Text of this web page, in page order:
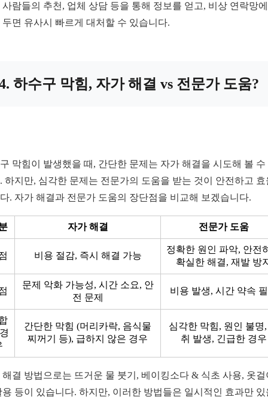
사람들의 추천, 업체 상담 등을 통해 정보를 얻고, 비상 연락망
두면 유사시 빠르게 대처할 수 있습니다.
하수구 막힘, 자가 해결 vs 전문가 도움?
막힘이 발생했을 때, 간단한 문제는 자가 해결을 시도해 볼 수
하지만, 심각한 문제는 전문가의 도움을 받는 것이 안전하고 효
. 자가 해결과 전문가 도움의 장단점을 비교해 보겠습니다.
자가 해결 전문가 도움
비용 절감, 즉시 해결 가능
정확한 원인 파악, 안전
확실한 해결, 재발 방
문제 악화 가능성, 시간 소요, 안
전 문제
비용 발생, 시간 약속
간단한 막힘 (머리카락, 음식물
찌꺼기 등), 급하지 않은 경우
심각한 막힘, 원인 불명
취 발생, 긴급한 경우
해결 방법으로는 뜨거운 물 붓기, 베이킹소다 & 식초 사용, 옷걸
용 등이 있습니다. 하지만, 이러한 방법들은 일시적인 효과만 있